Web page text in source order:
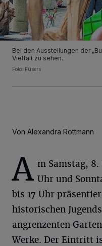
Bei den Ausstellungen der
Vielfalt zu sehen.
Foto: Füsers
Von Alexandra Rottmann
A m Samstag, 8.
Uhr und
bis 17 Uhr
historischen
angrenzenten
Werke. Der Eintritt